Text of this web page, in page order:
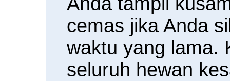
cemas jika Anda
waktu yang lama.
seluruh hewan